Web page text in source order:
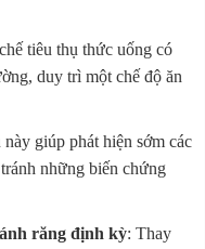
tiêu thụ thức uống có
duy trì một chế độ ăn
giúp phát hiện sớm các
những biến chứng
răng định kỳ: Thay